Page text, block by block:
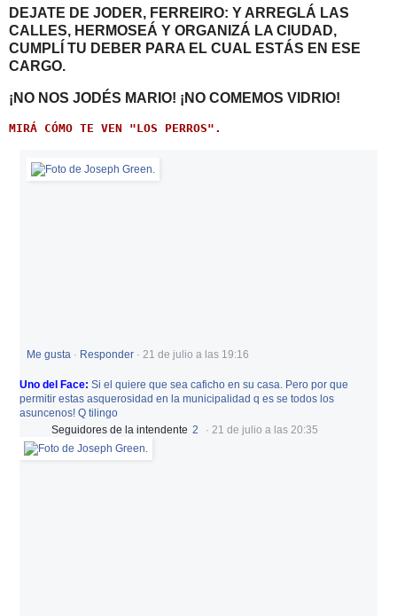
DEJATE DE JODER, FERREIRO: Y ARREGLÁ LAS
CALLES, HERMOSEÁ Y ORGANIZÁ LA CIUDAD,
CUMPLÍ TU DEBER PARA EL CUAL ESTÁS EN ESE
CARGO.
¡NO NOS JODÉS MARIO! ¡NO COMEMOS VIDRIO!
MIRÁ CÓMO TE VEN "LOS PERROS".
Me gusta · Responder · 21 de julio a las 19:16
Uno del Face: Si el quiere que sea caficho en su casa. Pero por que
permitir estas asquerosidad en la municipalidad q es se todos los
asuncenos! Q tilingo
Seguidores de la intendente 2 · 21 de julio a las 20:35